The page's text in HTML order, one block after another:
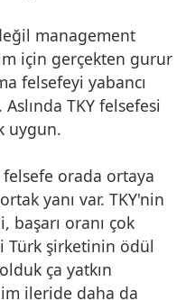
management
için gerçekten gurur
felsefeyi yabancı
TKY felsefesi
uygun.
orada ortaya
yanı var. TKY'nin
oranı çok
Türk şirketinin ödül
ça yatkın
ileride daha da